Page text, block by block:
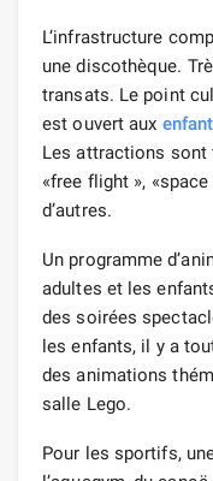
L’infrastructure
une discothèque.
transats. Le point
est ouvert aux
Les attractions sont
«free flight »,
d’autres.
Un programme
adultes et les
des soirées
les enfants, il y a
des animations
salle Lego.
Pour les sportifs,